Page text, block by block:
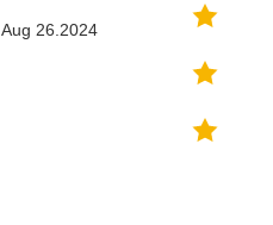
Aug 26.2024